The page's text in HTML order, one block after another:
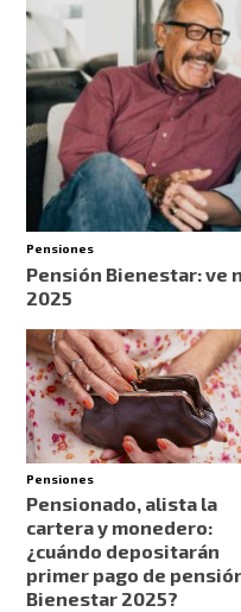
Pensiones
Pensión Bienestar: ve
2025
Pensiones
Pensionado, alista la
cartera y monedero:
¿cuándo depositarán
primer pago de
Bienestar 2025?